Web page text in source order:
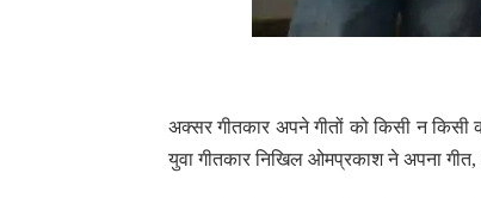
अक्सर गीतकार अपने गीतों को किसी न
युवा गीतकार निखिल ओमप्रकाश ने अपना